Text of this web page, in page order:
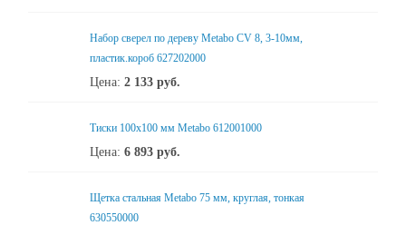
Набор сверел по дереву Metabo CV 8, 3-10мм,
пластик.короб 627202000
Цена: 2 133 руб.
Тиски 100х100 мм Metabo 612001000
Цена: 6 893 руб.
Щетка стальная Metabo 75 мм, круглая, тонкая
630550000